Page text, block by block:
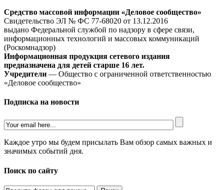
Средство массовой информации «Деловое сообщество»
Свидетельство ЭЛ № ФС 77-68020 от 13.12.2016
выдано Федеральной службой по надзору в сфере связи,
информационных технологий и массовых коммуникаций
(Роскомнадзор)
Информационная продукция сетевого издания
предназначена для детей старше 16 лет.
Учредители — Общество с ограниченной ответственностью
«Деловое сообщество»
Подписка на новости
Каждое утро мы будем присылать Вам обзор самых важных и
значимых событий дня.
Поиск по сайту